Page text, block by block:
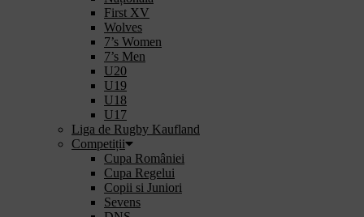
First XV
Wolves
7’s Women
7’s Men
U20
U19
U18
U17
Liga de Rugby Kaufland
Competiții
Cupa României
Cupa Regelui
Copii si Juniori
Sevens